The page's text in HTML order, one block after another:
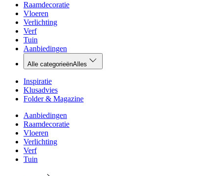
Raamdecoratie
Vloeren
Verlichting
Verf
Tuin
Aanbiedingen
Alle categorieënAlles
Inspiratie
Klusadvies
Folder & Magazine
Aanbiedingen
Raamdecoratie
Vloeren
Verlichting
Verf
Tuin